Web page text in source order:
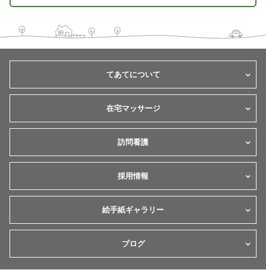
てあてについて
在宅マッサージ
訪問看護
採用情報
絵手紙ギャラリー
ブログ